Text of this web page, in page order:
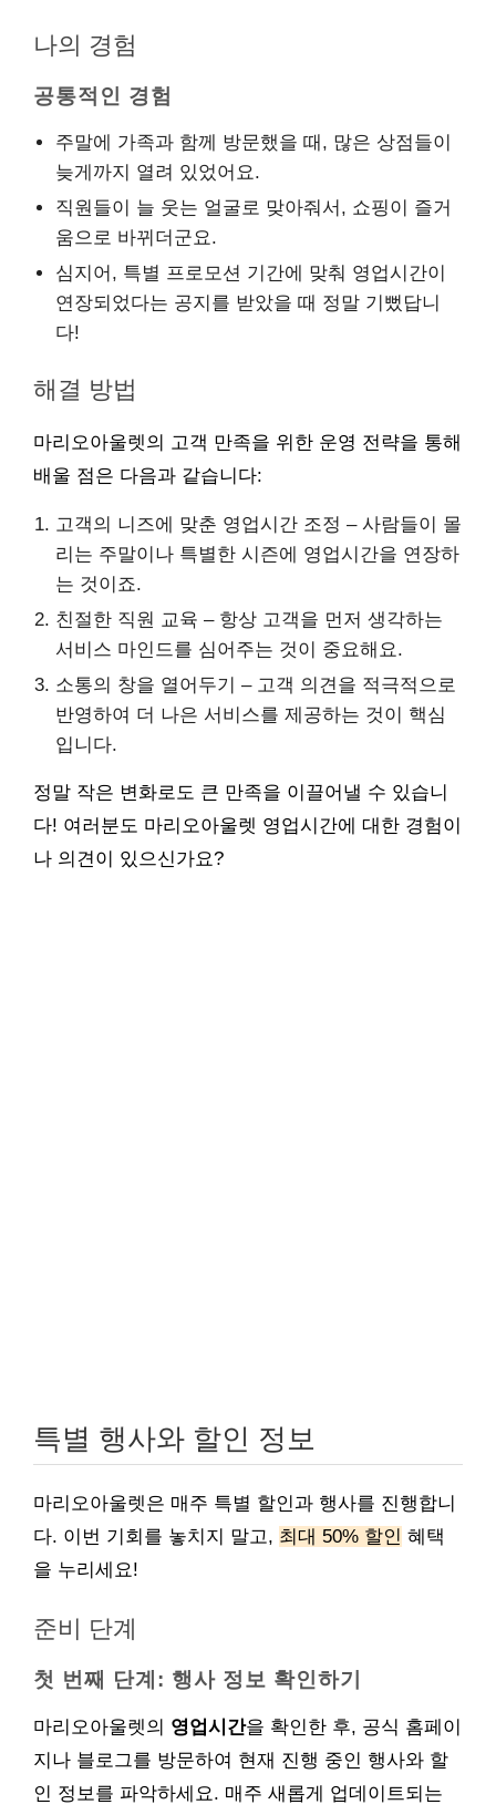
나의 경험
공통적인 경험
주말에 가족과 함께 방문했을 때, 많은 상점들이
늦게까지 열려 있었어요.
직원들이 늘 웃는 얼굴로 맞아줘서, 쇼핑이 즐거
움으로 바뀌더군요.
심지어, 특별 프로모션 기간에 맞춰 영업시간이
연장되었다는 공지를 받았을 때 정말 기뻤답니
다!
해결 방법
마리오아울렛의 고객 만족을 위한 운영 전략을 통해
배울 점은 다음과 같습니다:
고객의 니즈에 맞춘 영업시간 조정 – 사람들이 몰
리는 주말이나 특별한 시즌에 영업시간을 연장하
는 것이죠.
친절한 직원 교육 – 항상 고객을 먼저 생각하는
서비스 마인드를 심어주는 것이 중요해요.
소통의 창을 열어두기 – 고객 의견을 적극적으로
반영하여 더 나은 서비스를 제공하는 것이 핵심
입니다.
정말 작은 변화로도 큰 만족을 이끌어낼 수 있습니
다! 여러분도 마리오아울렛 영업시간에 대한 경험이
나 의견이 있으신가요?
특별 행사와 할인 정보
마리오아울렛은 매주 특별 할인과 행사를 진행합니
다. 이번 기회를 놓치지 말고, 최대 50% 할인 혜택
을 누리세요!
준비 단계
첫 번째 단계: 행사 정보 확인하기
마리오아울렛의 영업시간을 확인한 후, 공식 홈페이
지나 블로그를 방문하여 현재 진행 중인 행사와 할
인 정보를 파악하세요. 매주 새롭게 업데이트되는